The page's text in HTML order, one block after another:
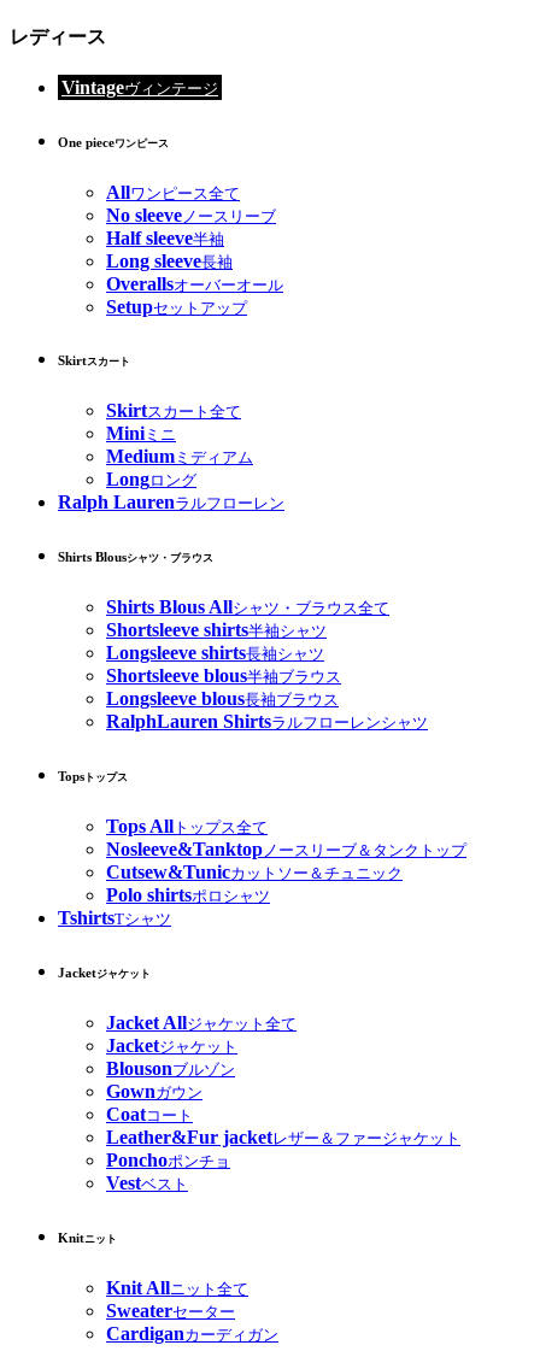
レディース
Vintageヴィンテージ
One pieceワンピース
Allワンピース全て
No sleeve ノースリーブ
Half sleeve半袖
Long sleeve長袖
Overallsオーバーオール
Setupセットアップ
Skirtスカート
Skirtスカート全て
Miniミニ
Medium ミディアム
Longロング
Ralph Laurenラルフローレン
Shirts Blousシャツ・ブラウス
Shirts Blous Allシャツ・ブラウス全て
Shortsleeve shirts半袖シャツ
Longsleeve shirts長袖シャツ
Shortsleeve blous半袖ブラウス
Longsleeve blous長袖ブラウス
RalphLauren Shirtsラルフローレンシャツ
Tops トップス
Tops All トップス全て
Nosleeve&Tanktopノースリーブ＆タンクトップ
Cutsew&Tunicカットソー＆チュニック
Polo shirtsポロシャツ
TshirtsTシャツ
Jacketジャケット
Jacket Allジャケット全て
Jacketジャケット
Blousonブルゾン
Gownガウン
Coatコート
Leather&Fur jacketレザー＆ファージャケット
Ponchoポンチョ
Vestベスト
Knitニット
Knit Allニット全て
Sweaterセーター
Cardiganカーディガン